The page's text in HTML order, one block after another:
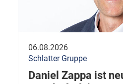
06.08.2026
Schlatter Gruppe
Daniel Zappa ist